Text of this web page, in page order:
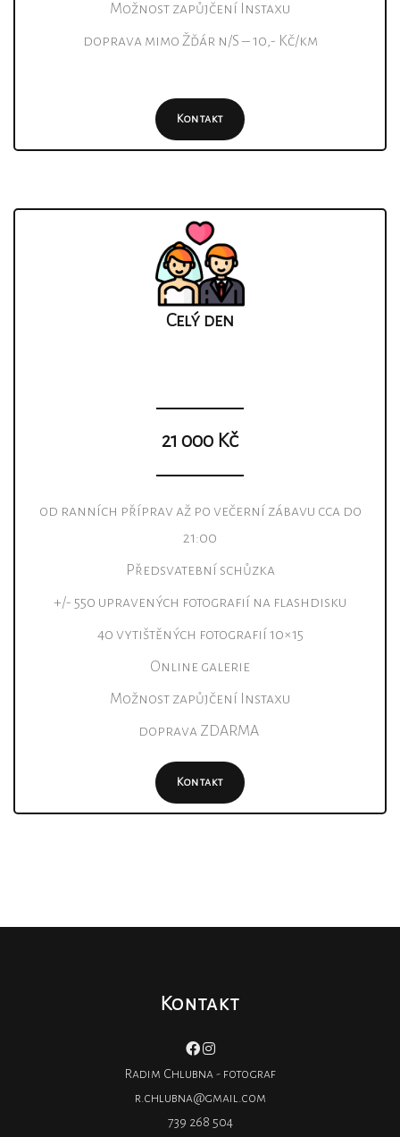
Možnost zapůjčení Instaxu
doprava mimo Žďár n/S – 10,- Kč/km
Kontakt
Celý den
21 000 Kč
od ranních příprav až po večerní zábavu cca do
21:00
Předsvatební schůzka
+/- 550 upravených fotografií na flashdisku
40 vytištěných fotografií 10×15
Online galerie
Možnost zapůjčení Instaxu
doprava ZDARMA
Kontakt
Kontakt
Radim Chlubna - fotograf
r.chlubna@gmail.com
739 268 504